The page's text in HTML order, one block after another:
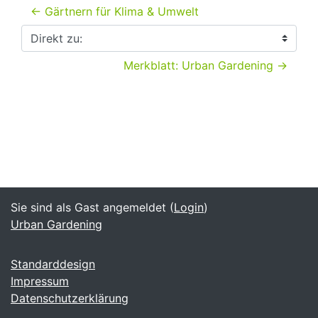
← Gärtnern für Klima & Umwelt
Direkt zu:
Merkblatt: Urban Gardening →
Sie sind als Gast angemeldet (Login)
Urban Gardening
Standarddesign
Impressum
Datenschutzerklärung